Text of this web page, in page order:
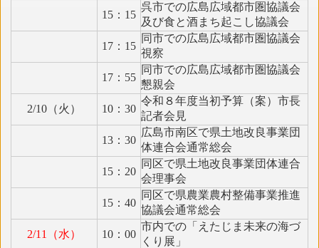
15：15
呉市での広島広域都市圏協議会
及び食と酒まち起こし協議会
17：15
同市での広島広域都市圏協議会
視察
17：55
同市での広島広域都市圏協議会
懇親会
2/10（火）
10：30
令和８年度当初予算（案）市長
記者会見
13：30
広島市南区で県土地改良事業団
体連合会通常総会
15：20
同区で県土地改良事業団体連合
会理事会
15：40
同区で県農業農村整備事業推進
協議会通常総会
2/11（水）
10：00
市内での「えたじま未来の海づ
くり展」